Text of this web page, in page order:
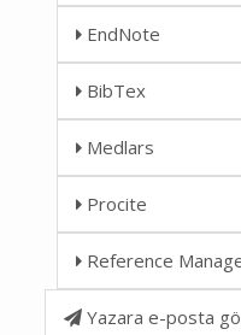
EndNote
BibTex
Medlars
Procite
Reference
Yazara e-posta